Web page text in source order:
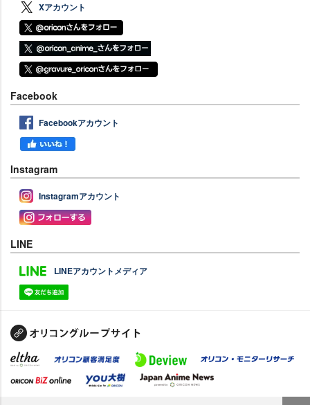
Xアカウント
Facebook
Facebookアカウント
Instagram
Instagramアカウント
LINE
LINEアカウントメディア